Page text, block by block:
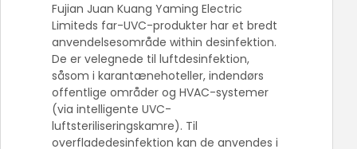
Fujian Juan Kuang Yaming Electric
Limiteds far-UVC-produkter har et bredt
anvendelsesområde within desinfektion.
De er velegnede til luftdesinfektion,
såsom i karantænehoteller, indendørs
offentlige områder og HVAC-systemer
(via intelligente UVC-
luftsteriliseringskamre). Til
overfladedesinfektion kan de anvendes i